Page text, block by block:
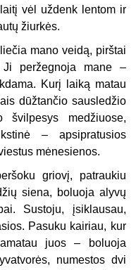
vėl uždenk lentom ir
žiurkės.
mano veidą, pirštai
peržegnoja mane –
Kurį laiką matau
dūžtančio sausledžio
medžiuose,
– apsipratusios
mėnesienos.
griovį, patraukiu
siena, boluoja alyvų
Sustoju, įsiklausau,
Pasuku kairiau, kur
juos – boluoja
numestos dvi